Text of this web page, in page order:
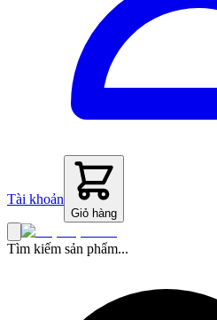
Tài khoản
Giỏ hàng
Tìm kiếm sản phẩm...